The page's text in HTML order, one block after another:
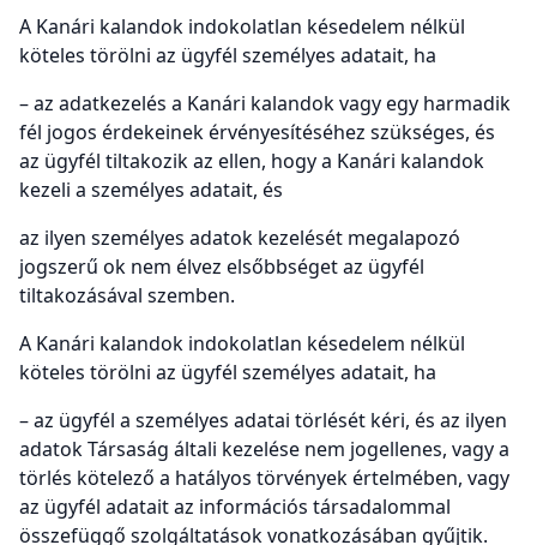
A Kanári kalandok indokolatlan késedelem nélkül
köteles törölni az ügyfél személyes adatait, ha
– az adatkezelés a Kanári kalandok vagy egy harmadik
fél jogos érdekeinek érvényesítéséhez szükséges, és
az ügyfél tiltakozik az ellen, hogy a Kanári kalandok
kezeli a személyes adatait, és
az ilyen személyes adatok kezelését megalapozó
jogszerű ok nem élvez elsőbbséget az ügyfél
tiltakozásával szemben.
A Kanári kalandok indokolatlan késedelem nélkül
köteles törölni az ügyfél személyes adatait, ha
– az ügyfél a személyes adatai törlését kéri, és az ilyen
adatok Társaság általi kezelése nem jogellenes, vagy a
törlés kötelező a hatályos törvények értelmében, vagy
az ügyfél adatait az információs társadalommal
összefüggő szolgáltatások vonatkozásában gyűjtik.